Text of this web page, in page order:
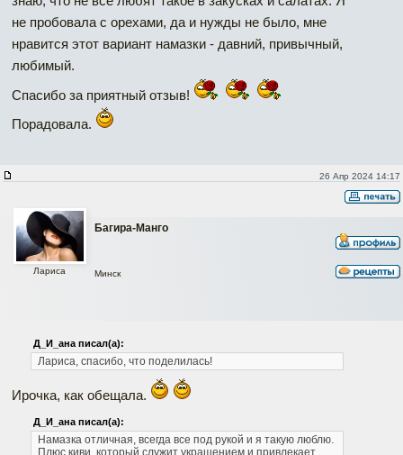
не пробовала с орехами, да и нужды не было, мне
нравится этот вариант намазки - давний, привычный,
любимый.
Спасибо за приятный отзыв!
Порадовала.
26 Апр 2024 14:17
Багира-Манго
Лариса Минск
Д_И_ана писал(а):
Лариса, спасибо, что поделилась!
Ирочка, как обещала.
Д_И_ана писал(а):
Намазка отличная, всегда все под рукой и я такую люблю.
Плюс киви, который служит украшением и привлекает